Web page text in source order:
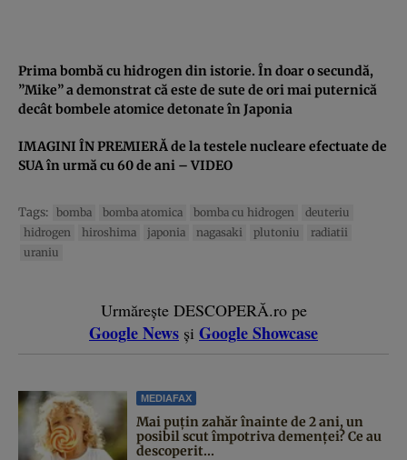
Prima bombă cu hidrogen din istorie. În doar o secundă,
”Mike” a demonstrat că este de sute de ori mai puternică
decât bombele atomice detonate în Japonia
IMAGINI ÎN PREMIERĂ de la testele nucleare efectuate de
SUA în urmă cu 60 de ani – VIDEO
Tags: bomba bomba atomica bomba cu hidrogen
deuteriu
hidrogen
hiroshima japonia nagasaki plutoniu
radiatii
uraniu
Urmărește DESCOPERĂ.ro pe
Google News și Google Showcase
MEDIAFAX
Mai puțin zahăr înainte de 2 ani, un
posibil scut împotriva demenței? Ce au
descoperit...